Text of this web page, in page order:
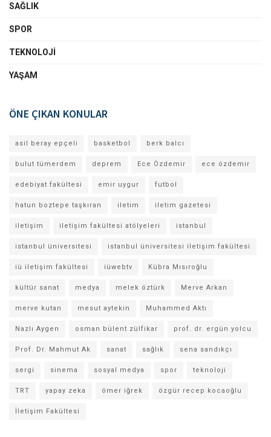
SAĞLIK
SPOR
TEKNOLOJI
YAŞAM
ÖNE ÇIKAN KONULAR
asil beray epçeli basketbol berk balcı
bulut tümerdem deprem Ece Özdemir ece özdemir
edebiyat fakültesi emir uygur futbol
hatun boztepe taşkıran iletim iletim gazetesi
iletişim iletişim fakültesi atölyeleri istanbul
istanbul üniversitesi istanbul üniversitesi iletişim fakültesi
iü iletişim fakültesi iüwebtv Kübra Mısıroğlu
kültür sanat medya melek öztürk Merve Arkan
merve kutan mesut aytekin Muhammed Aktı
Nazlı Aygen osman bülent zülfikar prof. dr. ergün yolcu
Prof. Dr. Mahmut Ak sanat sağlık sena sandıkçı
sergi sinema sosyal medya spor teknoloji
TRT yapay zeka ömer iğrek özgür recep kocaoğlu
İletişim Fakültesi